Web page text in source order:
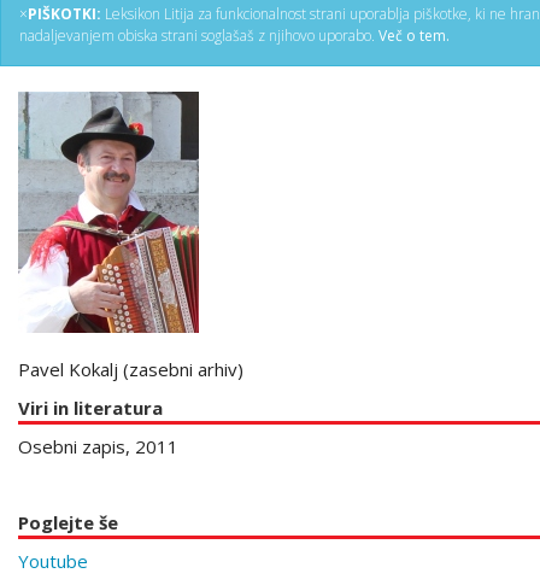
×PIŠKOTKI: Leksikon Litija za funkcionalnost strani uporablja piškotke, ki ne
nadaljevanjem obiska strani soglašaš z njihovo uporabo. Več o tem.
Pavel Kokalj (zasebni arhiv)
Viri in literatura
Osebni zapis, 2011
Poglejte še
Youtube